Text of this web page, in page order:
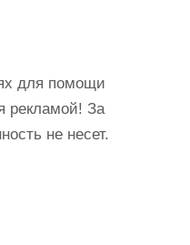
для помощи
рекламой! За
не несет.